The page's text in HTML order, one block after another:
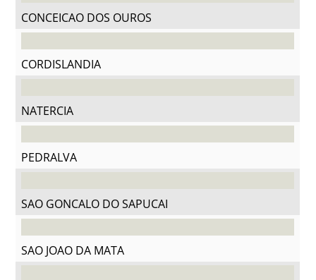
CONCEICAO DOS OUROS
CORDISLANDIA
NATERCIA
PEDRALVA
SAO GONCALO DO SAPUCAI
SAO JOAO DA MATA